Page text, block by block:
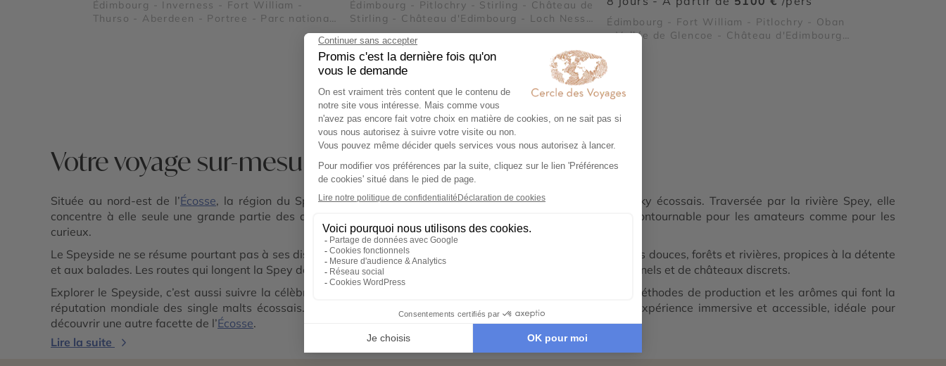
Édimbourg - Inverness - Fort William -
Thurso - Aberdeen - Portree - Parc national
des Trossachs et Loch Lomond - North Coast
d'Edimbourg - Château de Stirling - Viaduc
de Glenfinnan - Royal Deeside - Île de Skye
- Champ de bataille de Culloden - Château
Édimbourg - Pitlochry - Stirling - Château de
Stirling - Château d'Edimbourg - Loch Ness -
Château de Balmoral - Parc national des
Trossachs et Loch Lomond
Édimbourg - Fort William - Pitlochry - Oban
- Vallée de Glencoe - Château d'Edimbourg -
Cairngorms - Parc national des Trossachs et
Loch Lomond - Château de Balmoral - Loch
Ness
Voir tous nos voyages Ecosse
Votre voyage sur-mesure dans le Speyside
Située au nord-est de l’Écosse, la région du Speyside est mondialement connue comme le berceau du whisky écossais. Traversée par la rivière Spey, elle
concentre à elle seule une grande partie des distilleries du pays, faisant de cette vallée une destination incontournable pour les amateurs comme pour les
curieux.
Le Speyside ne se résume pourtant pas à ses distilleries. La région offre des paysages harmonieux, entre collines douces, forêts et rivières, propices à la détente
et aux balades. Les routes qui longent la Spey dévoilent des panoramas paisibles, ponctués de villages traditionnels et de châteaux discrets.
Explorer le Speyside, c’est aussi suivre la célèbre route du whisky, en découvrant les savoir-faire locaux, les méthodes de production et les arômes qui font la
réputation mondiale des single malts écossais. Entre nature, culture et gastronomie, la région propose une expérience immersive et accessible, idéale pour
découvrir une autre facette de l’Écosse.
Lire la suite